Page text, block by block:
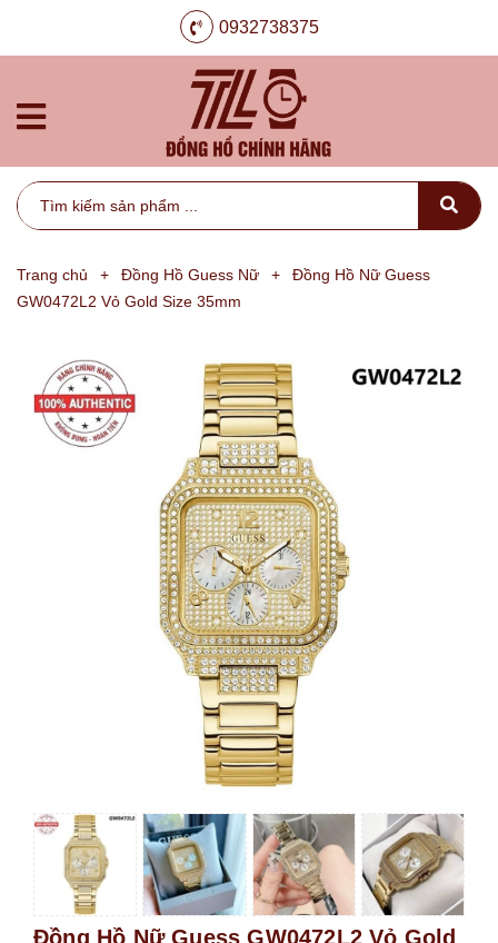
0932738375
Trang chủ + Đồng Hồ Guess Nữ +
Đồng Hồ Nữ Guess
GW0472L2 Vỏ Gold Size 35mm
Đồng Hồ Nữ Guess GW0472L2 Vỏ Gold